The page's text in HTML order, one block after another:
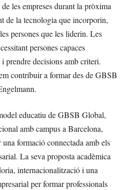
les empreses durant la pròxima
de la tecnologia que incorporin,
persones que les liderin. Les
persones capaces
prendre decisions amb criteri.
contribuir a formar des de GBSB
educatiu de GBSB Global,
amb campus a Barcelona,
formació connectada amb els
La seva proposta acadèmica
internacionalització i una
per formar professionals